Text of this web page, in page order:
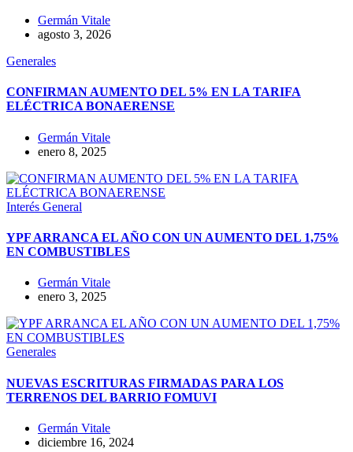
Germán Vitale
agosto 3, 2026
Generales
CONFIRMAN AUMENTO DEL 5% EN LA TARIFA
ELÉCTRICA BONAERENSE
Germán Vitale
enero 8, 2025
Interés General
YPF ARRANCA EL AÑO CON UN AUMENTO DEL 1,75%
EN COMBUSTIBLES
Germán Vitale
enero 3, 2025
Generales
NUEVAS ESCRITURAS FIRMADAS PARA LOS
TERRENOS DEL BARRIO FOMUVI
Germán Vitale
diciembre 16, 2024